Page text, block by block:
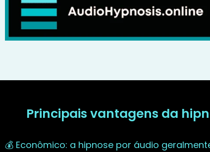
Principais vantagens da
💰 Econômico: a hipnose por áudio